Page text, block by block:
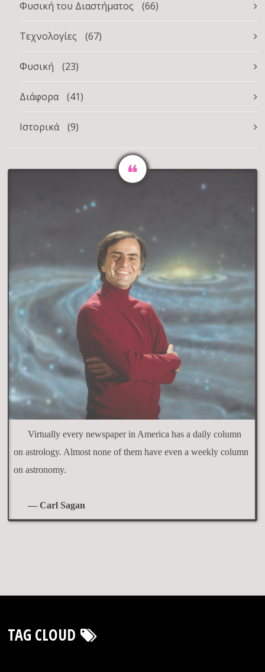
Φυσική του Διαστήματος (66)
Τεχνολογίες (67)
Φυσική (23)
Διάφορα (41)
Ιστορικά (9)
Virtually every newspaper in America has a daily column
on astrology. Almost none of them have even a weekly column
on astronomy.
— Carl Sagan
TAG CLOUD